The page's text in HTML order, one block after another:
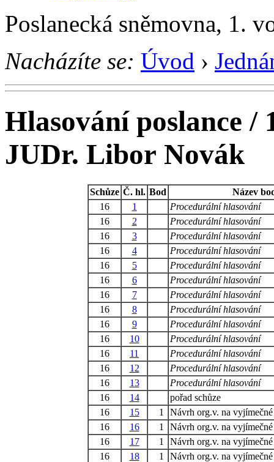
Poslanecká sněmovna, 1.
Nacházíte se: Úvod ›
Hlasování poslance /
JUDr. Libor Novák
Schůze Č. hl. Bod
Název
16
1
Procedurální hlasování
16
2
Procedurální hlasování
16
3
Procedurální hlasování
16
4
Procedurální hlasování
16
5
Procedurální hlasování
16
6
Procedurální hlasování
16
7
Procedurální hlasování
16
8
Procedurální hlasování
16
9
Procedurální hlasování
16
10
Procedurální hlasování
16
11
Procedurální hlasování
16
12
Procedurální hlasování
16
13
Procedurální hlasování
16
14
pořad schůze
16
15 1
Návrh org.v. na vyjímečné
16
16 1
Návrh org.v. na vyjímečné
16
17 1
Návrh org.v. na vyjímečné
16
18 1
Návrh org.v. na vyjímečné